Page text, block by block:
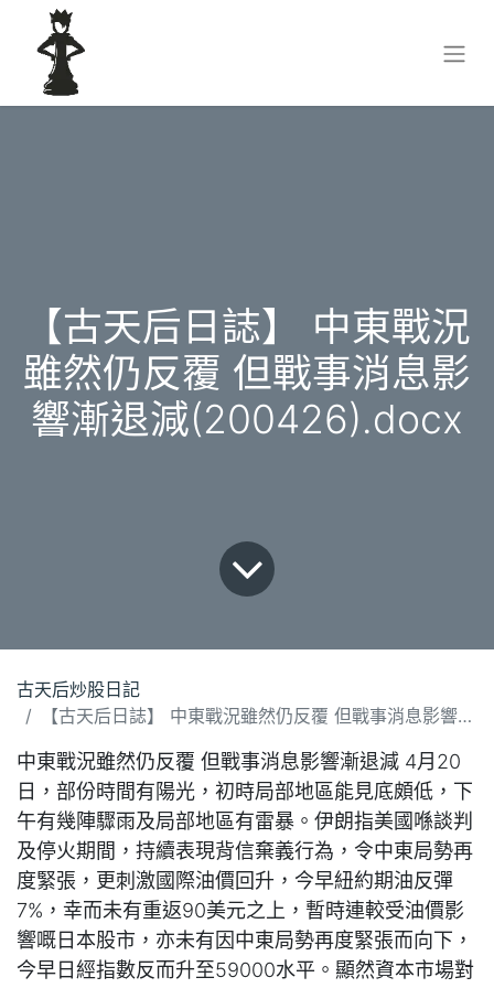
【古天后日誌】 中東戰況
雖然仍反覆 但戰事消息影
響漸退減(200426).docx
古天后炒股日記
【古天后日誌】 中東戰況雖然仍反覆 但戰事消息影響漸退減(200426).docx
中東戰況雖然仍反覆 但戰事消息影響漸退減 4月20
日，部份時間有陽光，初時局部地區能見底頗低，下
午有幾陣驟雨及局部地區有雷暴。伊朗指美國喺談判
及停火期間，持續表現背信棄義行為，令中東局勢再
度緊張，更刺激國際油價回升，今早紐約期油反彈
7%，幸而未有重返90美元之上，暫時連較受油價影
響嘅日本股市，亦未有因中東局勢再度緊張而向下，
今早日經指數反而升至59000水平。顯然資本市場對